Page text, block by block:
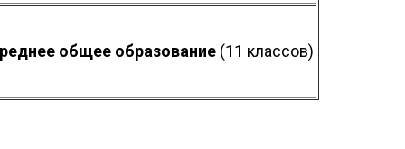
общее образование (11 классов)